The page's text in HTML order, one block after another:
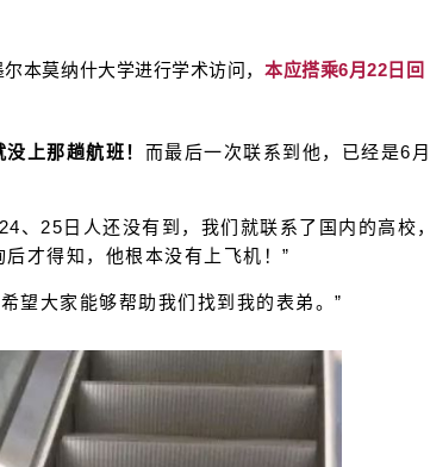
本莫纳什大学进行学术访问， 本应搭乘6月22日回
上那趟航班！ 而最后一次联系到他，已经是6月
、25日人还没有到，我们就联系了国内的高校，
才得知，他根本没有上飞机！”
望大家能够帮助我们找到我的表弟。”